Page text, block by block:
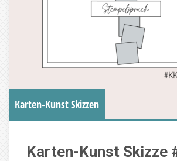
Karten-Kunst Skizzen
Karten-Kunst Skizze